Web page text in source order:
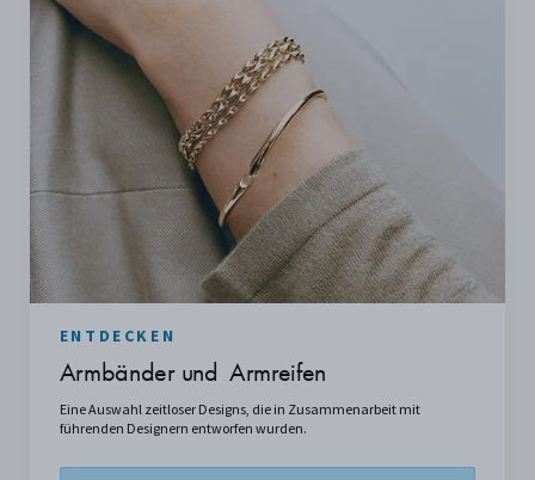
ENTDECKEN
Armbänder und Armreifen
Eine Auswahl zeitloser Designs, die in Zusammenarbeit mit
führenden Designern entworfen wurden.